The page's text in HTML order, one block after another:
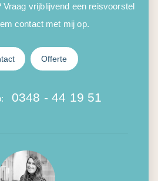
vrijblijvend een reisvoorstel
contact met mij op.
Offerte
0348 - 44 19 51